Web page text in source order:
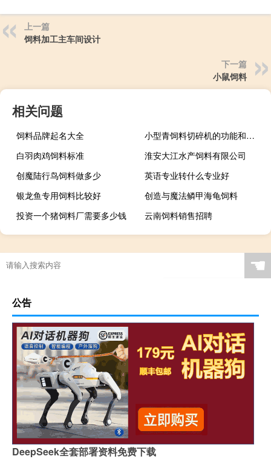
上一篇
饲料加工主车间设计
下一篇
小鼠饲料
相关问题
饲料品牌起名大全
小型青饲料切碎机的功能和作用
白羽肉鸡饲料标准
淮安大江水产饲料有限公司
创魔陆行鸟饲料做多少
英语专业转什么专业好
银龙鱼专用饲料比较好
创造与魔法鳞甲海龟饲料
投资一个猪饲料厂需要多少钱
云南饲料销售招聘
☚
公告
DeepSeek全套部署资料免费下载